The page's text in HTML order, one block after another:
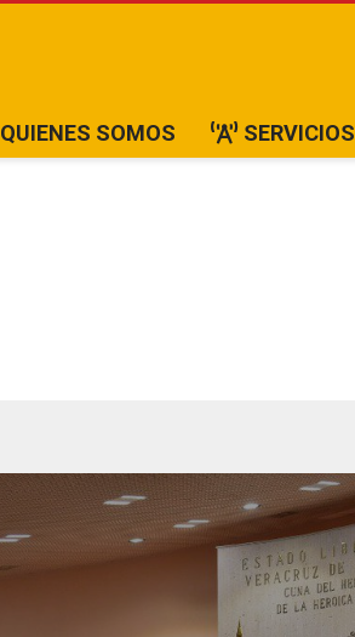
QUIENES SOMOS SERVICIOS